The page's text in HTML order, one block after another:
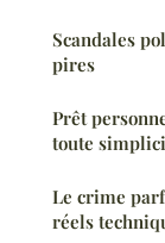
Scandales
pires
Prêt
toute
Le crime
réels